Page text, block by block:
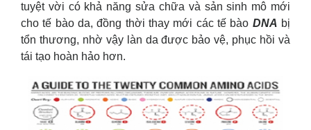
tuyệt vời có khả năng sửa chữa và sản sinh mô mới
cho tế bào da, đồng thời thay mới các tế bào DNA bị
tổn thương, nhờ vậy làn da được bảo vệ, phục hồi và
tái tạo hoàn hảo hơn.